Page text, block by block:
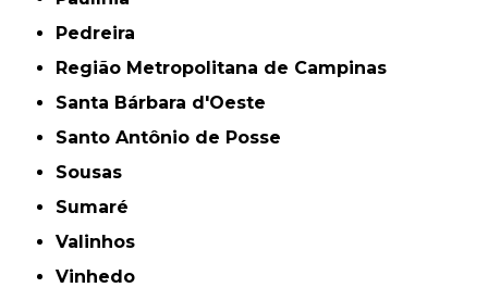
Pedreira
Região Metropolitana de Campinas
Santa Bárbara d'Oeste
Santo Antônio de Posse
Sousas
Sumaré
Valinhos
Vinhedo